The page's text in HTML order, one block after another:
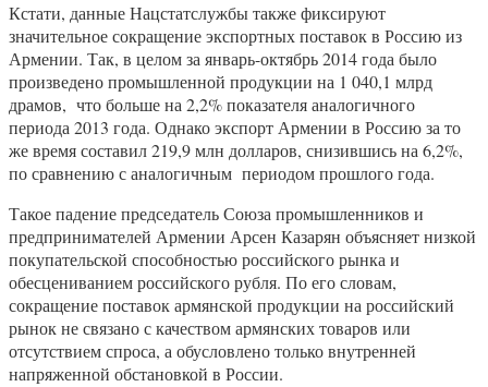
Кстати, данные Нацстатслужбы также фиксируют
значительное сокращение экспортных поставок в Россию из
Армении. Так, в целом за январь-октябрь 2014 года было
произведено промышленной продукции на 1 040,1 млрд
драмов, что больше на 2,2% показателя аналогичного
периода 2013 года. Однако экспорт Армении в Россию за то
же время составил 219,9 млн долларов, снизившись на 6,2%,
по сравнению с аналогичным периодом прошлого года.
Такое падение председатель Союза промышленников и
предпринимателей Армении Арсен Казарян объясняет низкой
покупательской способностью российского рынка и
обесцениванием российского рубля. По его словам,
сокращение поставок армянской продукции на российский
рынок не связано с качеством армянских товаров или
отсутствием спроса, а обусловлено только внутренней
напряженной обстановкой в России.